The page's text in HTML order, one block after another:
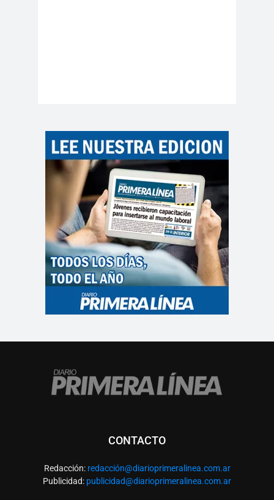
CONTACTO
Redacción: redacción@diarioprimeralinea.com.ar
Publicidad: publicidad@diarioprimeralinea.com.ar